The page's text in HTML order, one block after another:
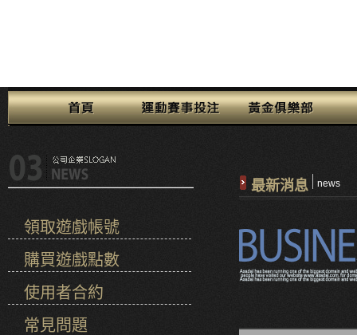
領取遊戲帳號
購買遊戲點數
使用者合約
常見問題
最新消息 news